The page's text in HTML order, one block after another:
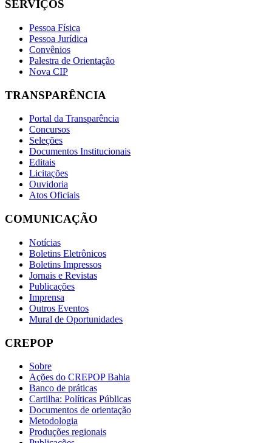
SERVIÇOS
Pessoa Física
Pessoa Jurídica
Convênios
Palestra de Orientação
Nova CIP
TRANSPARÊNCIA
Portal da Transparência
Concursos
Seleções
Documentos Institucionais
Editais
Licitações
Ouvidoria
Atos Oficiais
COMUNICAÇÃO
Notícias
Boletins Eletrônicos
Boletins Impressos
Jornais e Revistas
Publicações
Imprensa
Outros Eventos
Mural de Oportunidades
CREPOP
Sobre
Ações do CREPOP Bahia
Banco de práticas
Cartilha: Políticas Públicas
Documentos de orientação
Metodologia
Produções regionais